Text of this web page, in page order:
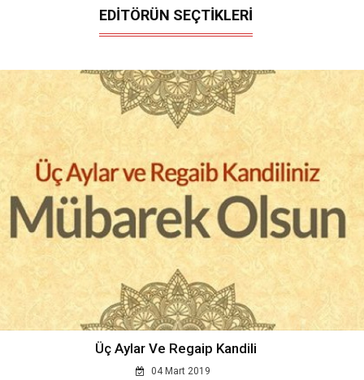
EDİTÖRÜN SEÇTİKLERİ
Üç Aylar Ve Regaip Kandili
04 Mart 2019